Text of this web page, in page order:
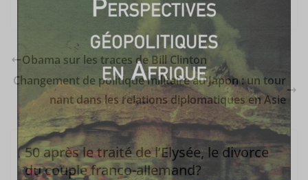
Obama sur les traces de Bill Clinton
Changement de politique militaire au Japon : un tour
nant dans les relations diplomatiques en Asie
50 après le traité de l’Elysée, le divorce
du couple franco-allemand?